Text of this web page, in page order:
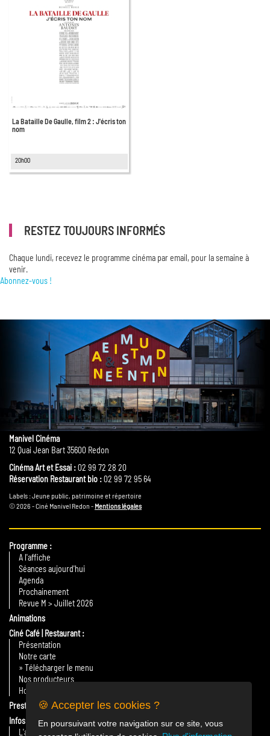
La Bataille De Gaulle, film 2 : J'écris ton
nom
20h00
RESTEZ TOUJOURS INFORMÉS
Chaque lundi, recevez le programme cinéma par email, pour la semaine à
venir.
Abonnez-vous !
Manivel Cinéma
12 Quai Jean Bart 35600 Redon
Cinéma Art et Essai :02 99 72 28 20
Réservation Restaurant bio :02 99 72 95 64
Labels : Jeune public, patrimoine et répertoire
© 2026 - Ciné Manivel Redon - Mentions légales
Programme
A l'affiche
Séances aujourd'hui
Agenda
Prochainement
Revue M > Juillet 2026
Animations
Ciné Café | Restaurant
Présentation
Notre carte
» Télécharger le menu
Nos producteurs
Horaires
Prestations
Infos Pratiques
L'association
🍪 Accepter les cookies ?
En poursuivant votre navigation sur ce site, vous